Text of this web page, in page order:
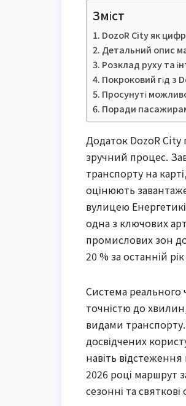
Зміст
DozoR City як
Детальний опис
Розклад руху та
Покроковий гід з
Просунуті
Поради
Додаток DozoR City
зручний процес.
транспорту на
оцінюють
вулицею
одна з ключових
промислових зон
20 % за останній
Система реального
точністю до
видами
досвідчених
навіть
2026 році маршрут
сезонні та святкові